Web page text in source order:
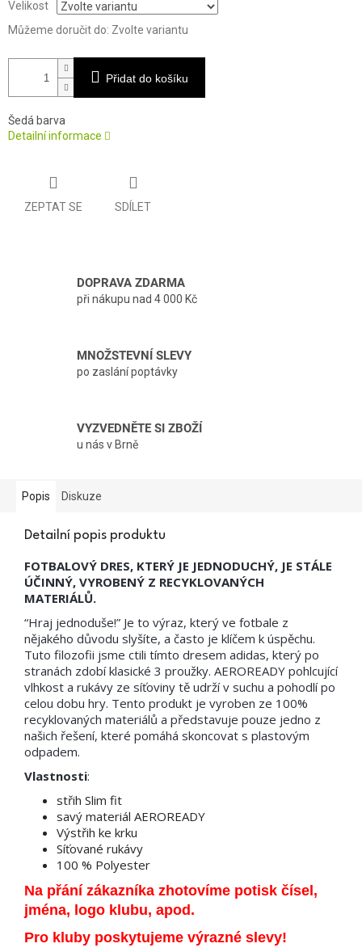
Velikost
Můžeme doručit do: Zvolte variantu
Přidat do košíku
Šedá barva
Detailní informace
ZEPTAT SE SDÍLET
DOPRAVA ZDARMA
při nákupu nad 4 000 Kč
MNOŽSTEVNÍ SLEVY
po zaslání poptávky
VYZVEDNĚTE SI ZBOŽÍ
u nás v Brně
Popis Diskuze
Detailní popis produktu
FOTBALOVÝ DRES, KTERÝ JE JEDNODUCHÝ, JE STÁLE
ÚČINNÝ, VYROBENÝ Z RECYKLOVANÝCH
MATERIÁLŮ.
“Hraj jednoduše!” Je to výraz, který ve fotbale z
nějakého důvodu slyšíte, a často je klíčem k úspěchu.
Tuto filozofii jsme ctili tímto dresem adidas, který po
stranách zdobí klasické 3 proužky. AEROREADY pohlcující
vlhkost a rukávy ze síťoviny tě udrží v suchu a pohodlí po
celou dobu hry. Tento produkt je vyroben ze 100%
recyklovaných materiálů a představuje pouze jedno z
našich řešení, které pomáhá skoncovat s plastovým
odpadem.
Vlastnosti:
střih Slim fit
savý materiál AEROREADY
Výstřih ke krku
Síťované rukávy
100 % Polyester
Na přání zákazníka zhotovíme potisk čísel,
jména, logo klubu, apod.
Pro kluby poskytujeme výrazné slevy!